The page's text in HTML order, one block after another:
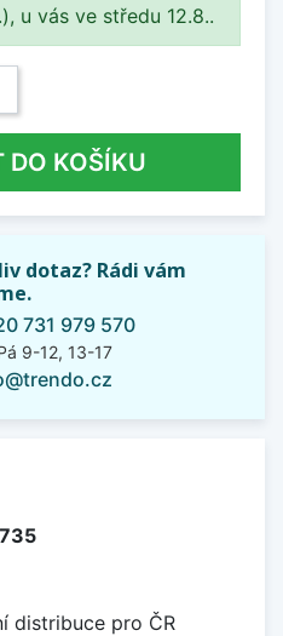
u vás ve středu 12.8..
DO KOŠÍKU
dotaz? Rádi vám
731 979 570
9-12, 13-17
distribuce pro ČR